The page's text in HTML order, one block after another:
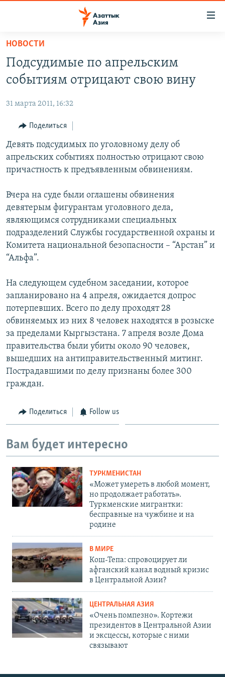
Вернуться
основному
содержанию
навигации
Вернутся
поиску
КАЗАХСТАН
УЗБЕКИСТАН
ТАДЖИКИСТАН
НОВОСТИ
НА ДРУГИХ ЯЗЫКАХ
ҚАЗАҚША
КЫРГЫЗЧА
TÜRKMENÇE
НОВОСТИ
Подсудимые по апрельским
событиям отрицают свою вину
31 марта 2011, 16:32
Поделиться
Девять подсудимых по уголовному делу об
апрельских событиях полностью отрицают свою
причастность к предъявленным обвинениям.
Вчера на суде были оглашены обвинения
девятерым фигурантам уголовного дела,
являющимся сотрудниками специальных
подразделений Службы государственной охраны и
Комитета национальной безопасности – “Арстан” и
“Альфа”.
На следующем судебном заседании, которое
запланировано на 4 апреля, ожидается допрос
потерпевших. Всего по делу проходят 28
обвиняемых из них 8 человек находятся в розыске
за пределами Кыргызстана. 7 апреля возле Дома
правительства были убиты около 90 человек,
вышедших на антиправительственный митинг.
Пострадавшими по делу признаны более 300
граждан.
Поделиться Follow us
Вам будет интересно
ТУРКМЕНИСТАН
«Может умереть в любой момент,
но продолжает работать».
Туркменские мигрантки:
бесправные на чужбине и на
родине
В МИРЕ
Кош-Тепа: спровоцирует ли
афганский канал водный кризис
в Центральной Азии?
ЦЕНТРАЛЬНАЯ АЗИЯ
«Очень помпезно». Кортежи
президентов в Центральной Азии
и эксцессы, которые с ними
связывают